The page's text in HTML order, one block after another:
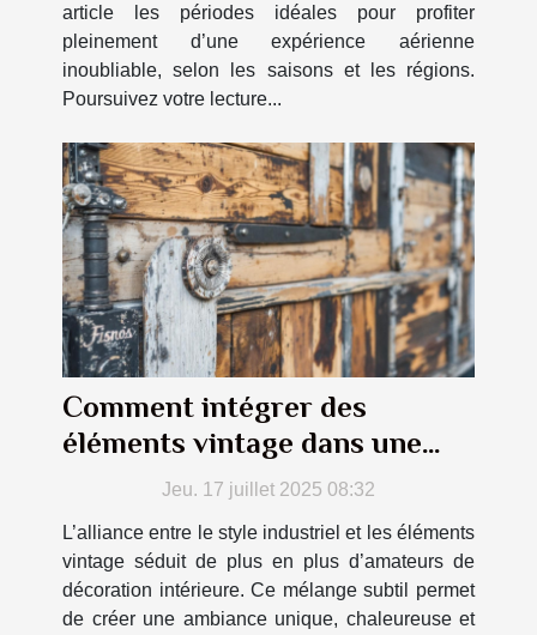
article les périodes idéales pour profiter
pleinement d’une expérience aérienne
inoubliable, selon les saisons et les régions.
Poursuivez votre lecture...
Comment intégrer des
éléments vintage dans une
déco industrielle ?
Jeu. 17 juillet 2025 08:32
L’alliance entre le style industriel et les éléments
vintage séduit de plus en plus d’amateurs de
décoration intérieure. Ce mélange subtil permet
de créer une ambiance unique, chaleureuse et